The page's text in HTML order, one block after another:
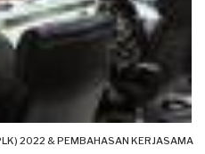
2022 & PEMBAHASAN KERJASAMA